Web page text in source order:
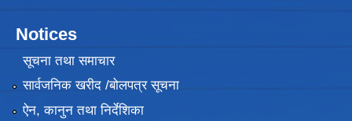
Notices
सूचना तथा समाचार
सार्वजनिक खरीद /बोलपत्र सूचना
ऐन, कानुन तथा निर्देशिका